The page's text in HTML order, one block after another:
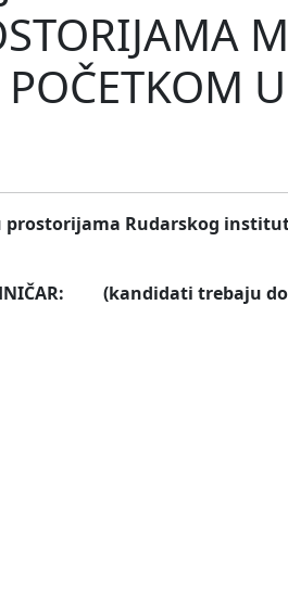
Rudarskog
(kandidati trebaju